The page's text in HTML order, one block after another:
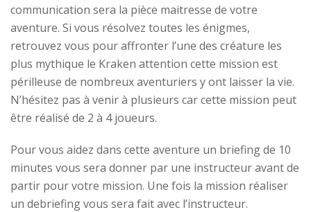
communication sera la pièce maitresse de votre
aventure. Si vous résolvez toutes les énigmes,
retrouvez vous pour affronter l’une des créature les
plus mythique le Kraken attention cette mission est
périlleuse de nombreux aventuriers y ont laisser la vie.
N’hésitez pas à venir à plusieurs car cette mission peut
être réalisé de 2 à 4 joueurs.
Pour vous aidez dans cette aventure un briefing de 10
minutes vous sera donner par une instructeur avant de
partir pour votre mission. Une fois la mission réaliser
un debriefing vous sera fait avec l’instructeur.